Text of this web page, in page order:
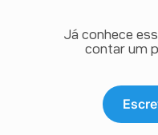
Já conhece
contar um